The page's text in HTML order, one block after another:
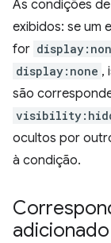
As condições
exibidos: se um
for
display:none ,
são
ocultos por
à condição.